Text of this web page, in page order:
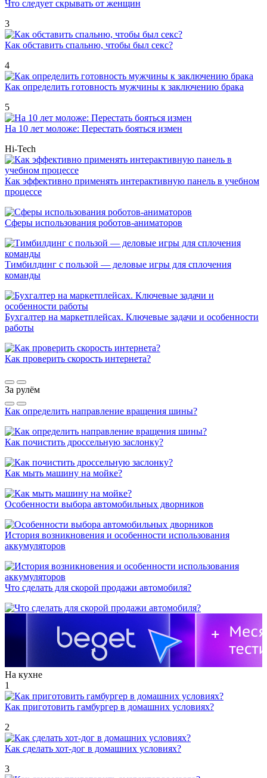
Что следует скрывать от женщин
3
Как обставить спальню, чтобы был секс?
4
Как определить готовность мужчины к заключению брака
5
На 10 лет моложе: Перестать бояться измен
Hi-Tech
Как эффективно применять интерактивную панель в учебном
процессе
Сферы использования роботов-аниматоров
Тимбилдинг с пользой — деловые игры для сплочения
команды
Бухгалтер на маркетплейсах. Ключевые задачи и особенности
работы
Как проверить скорость интернета?
За рулём
Как определить направление вращения шины?
Как почистить дроссельную заслонку?
Как мыть машину на мойке?
Особенности выбора автомобильных дворников
История возникновения и особенности использования
аккумуляторов
Что сделать для скорой продажи автомобиля?
На кухне
1
Как приготовить гамбургер в домашних условиях?
2
Как сделать хот-дог в домашних условиях?
3